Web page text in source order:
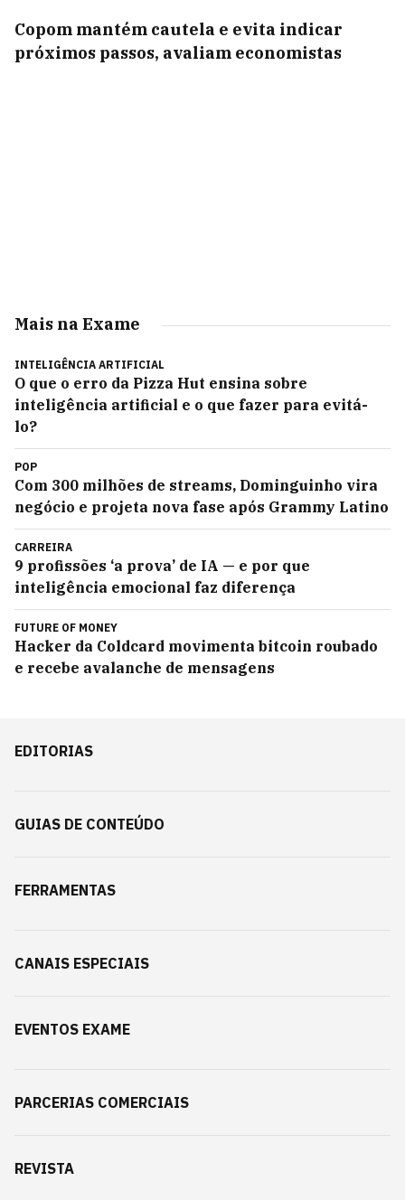
Copom mantém cautela e evita indicar
próximos passos, avaliam economistas
Mais na Exame
INTELIGÊNCIA ARTIFICIAL
O que o erro da Pizza Hut ensina sobre
inteligência artificial e o que fazer para evitá-
lo?
POP
Com 300 milhões de streams, Dominguinho vira
negócio e projeta nova fase após Grammy Latino
CARREIRA
9 profissões ‘a prova’ de IA — e por que
inteligência emocional faz diferença
FUTURE OF MONEY
Hacker da Coldcard movimenta bitcoin roubado
e recebe avalanche de mensagens
EDITORIAS
GUIAS DE CONTEÚDO
FERRAMENTAS
CANAIS ESPECIAIS
EVENTOS EXAME
PARCERIAS COMERCIAIS
REVISTA